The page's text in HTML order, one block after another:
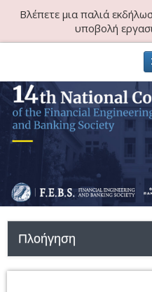
Βλέπετε μια παλιά
υποβολή
Πλοήγηση